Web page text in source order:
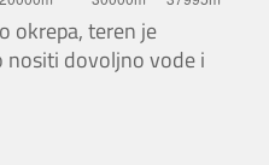
okrepa, teren je
nositi dovoljno vode i